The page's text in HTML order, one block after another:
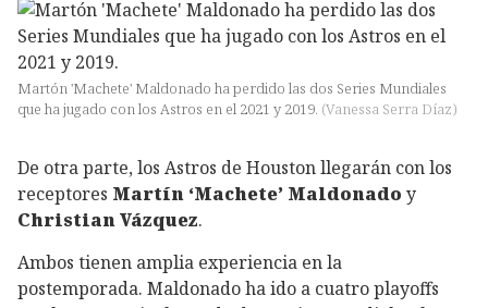
Martón 'Machete' Maldonado ha perdido las dos Series Mundiales
que ha jugado con los Astros en el 2021 y 2019. (Vanessa Serra Díaz)
De otra parte, los Astros de Houston llegarán con los
receptores Martín ‘Machete’ Maldonado y
Christian Vázquez.
Ambos tienen amplia experiencia en la
postemporada. Maldonado ha ido a cuatro playoffs